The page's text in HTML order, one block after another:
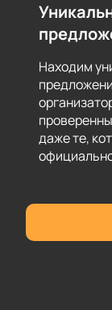
Находим
даже те,